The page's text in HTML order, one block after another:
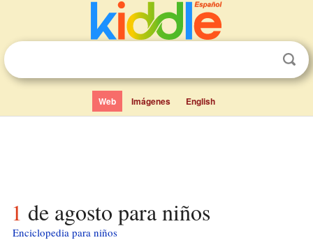
Web Imágenes English
1 de agosto para niños
Enciclopedia para niños